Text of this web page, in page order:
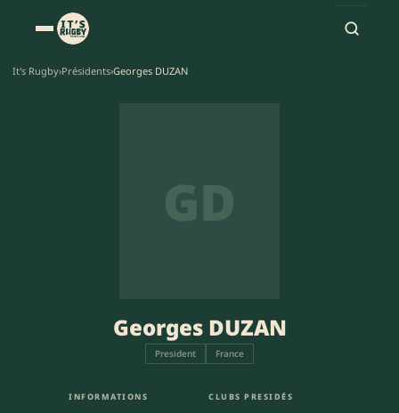
It's Rugby›Présidents›Georges DUZAN
GD
Georges DUZAN
President France
INFORMATIONS CLUBS PRESIDÉS